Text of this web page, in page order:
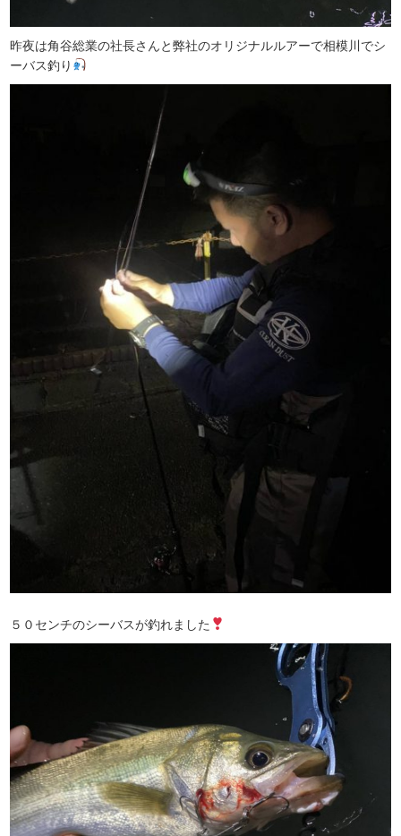
昨夜は角谷総業の社長さんと弊社のオリジナルルアーで相模川でシ
ーバス釣り
５０センチのシーバスが釣れました